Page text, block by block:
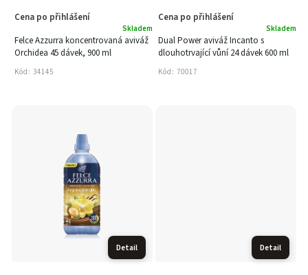
Felce Azzurra koncentrovaná aviváž
Orchidea 45 dávek, 900 ml
Skladem
Cena po přihlášení
Kód: 34145
Dual Power aviváž Incanto s
dlouhotrvající vůní 24 dávek 600 ml
Skladem
Cena po přihlášení
Kód: 70017
Detail Detail